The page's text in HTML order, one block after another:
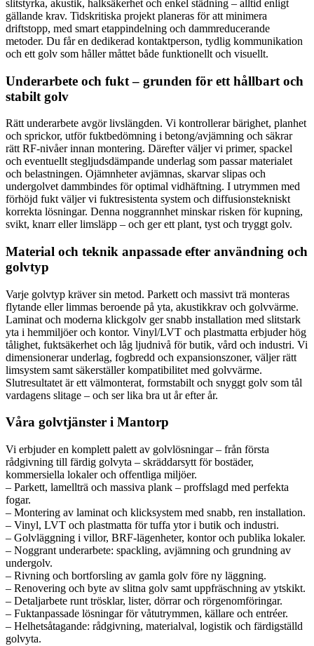
slitstyrka, akustik, halksäkerhet och enkel städning – alltid enligt
gällande krav. Tidskritiska projekt planeras för att minimera
driftstopp, med smart etappindelning och dammreducerande
metoder. Du får en dedikerad kontaktperson, tydlig kommunikation
och ett golv som håller måttet både funktionellt och visuellt.
Underarbete och fukt – grunden för ett hållbart och
stabilt golv
Rätt underarbete avgör livslängden. Vi kontrollerar bärighet, planhet
och sprickor, utför fuktbedömning i betong/avjämning och säkrar
rätt RF-nivåer innan montering. Därefter väljer vi primer, spackel
och eventuellt stegljudsdämpande underlag som passar materialet
och belastningen. Ojämnheter avjämnas, skarvar slipas och
undergolvet dammbindes för optimal vidhäftning. I utrymmen med
förhöjd fukt väljer vi fuktresistenta system och diffusionstekniskt
korrekta lösningar. Denna noggrannhet minskar risken för kupning,
svikt, knarr eller limsläpp – och ger ett plant, tyst och tryggt golv.
Material och teknik anpassade efter användning och
golvtyp
Varje golvtyp kräver sin metod. Parkett och massivt trä monteras
flytande eller limmas beroende på yta, akustikkrav och golvvärme.
Laminat och moderna klickgolv ger snabb installation med slitstark
yta i hemmiljöer och kontor. Vinyl/LVT och plastmatta erbjuder hög
tålighet, fuktsäkerhet och låg ljudnivå för butik, vård och industri. Vi
dimensionerar underlag, fogbredd och expansionszoner, väljer rätt
limsystem samt säkerställer kompatibilitet med golvvärme.
Slutresultatet är ett välmonterat, formstabilt och snyggt golv som tål
vardagens slitage – och ser lika bra ut år efter år.
Våra golvtjänster i Mantorp
Vi erbjuder en komplett palett av golvlösningar – från första
rådgivning till färdig golvyta – skräddarsytt för bostäder,
kommersiella lokaler och offentliga miljöer.
– Parkett, lamellträ och massiva plank – proffslagd med perfekta
fogar.
– Montering av laminat och klicksystem med snabb, ren installation.
– Vinyl, LVT och plastmatta för tuffa ytor i butik och industri.
– Golvläggning i villor, BRF-lägenheter, kontor och publika lokaler.
– Noggrant underarbete: spackling, avjämning och grundning av
undergolv.
– Rivning och bortforsling av gamla golv före ny läggning.
– Renovering och byte av slitna golv samt uppfräschning av ytskikt.
– Detaljarbete runt trösklar, lister, dörrar och rörgenomföringar.
– Fuktanpassade lösningar för våtutrymmen, källare och entréer.
– Helhetsåtagande: rådgivning, materialval, logistik och färdigställd
golvyta.